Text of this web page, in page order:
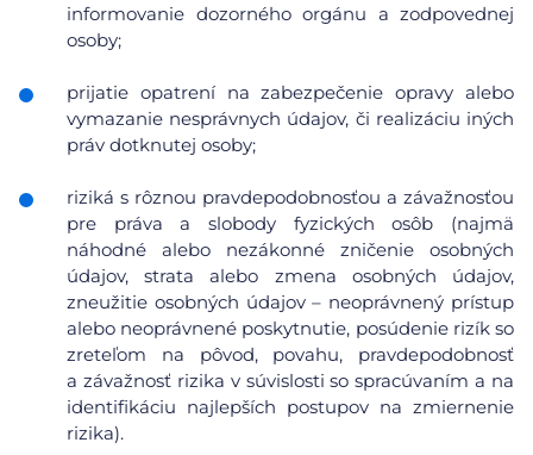
informovanie dozorného orgánu a zodpovednej
osoby;
prijatie opatrení na zabezpečenie opravy alebo
vymazanie nesprávnych údajov, či realizáciu iných
práv dotknutej osoby;
riziká s rôznou pravdepodobnosťou a závažnosťou
pre práva a slobody fyzických osôb (najmä
náhodné alebo nezákonné zničenie osobných
údajov, strata alebo zmena osobných údajov,
zneužitie osobných údajov – neoprávnený prístup
alebo neoprávnené poskytnutie, posúdenie rizík so
zreteľom na pôvod, povahu, pravdepodobnosť
a závažnosť rizika v súvislosti so spracúvaním a na
identifikáciu najlepších postupov na zmiernenie
rizika).